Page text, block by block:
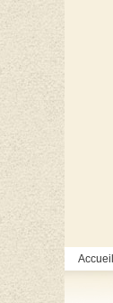
Accueil